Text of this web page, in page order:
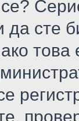
да сте
това